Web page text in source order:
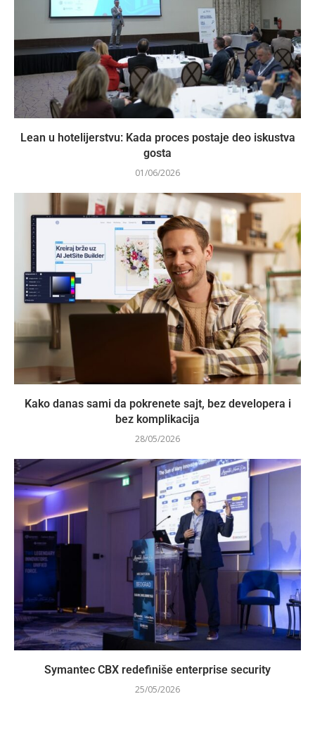
Lean u hotelijerstvu: Kada proces postaje deo iskustva
gosta
01/06/2026
Kako danas sami da pokrenete sajt, bez developera i
bez komplikacija
28/05/2026
Symantec CBX redefiniše enterprise security
25/05/2026